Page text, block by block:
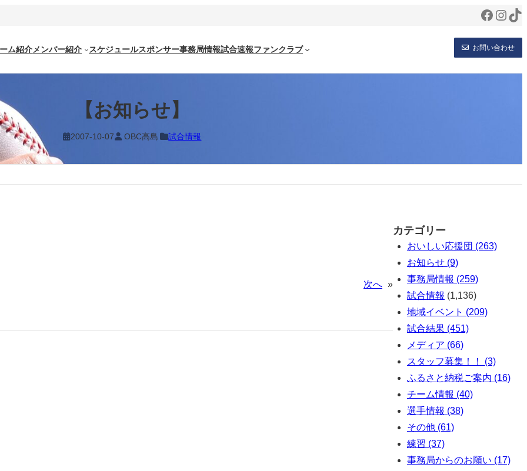
ム紹介メンバー紹介 スケジュールスポンサー事務局情報試合速報ファンクラブ お問い合わせ
【お知らせ】
2007-10-07 OBC高島 試合情報
次へ »
カテゴリー
おいしい応援団 (263)
お知らせ (9)
事務局情報 (259)
試合情報 (1,136)
地域イベント (209)
試合結果 (451)
メディア (66)
スタッフ募集！！ (3)
ふるさと納税ご案内 (16)
チーム情報 (40)
選手情報 (38)
その他 (61)
練習 (37)
事務局からのお願い (17)